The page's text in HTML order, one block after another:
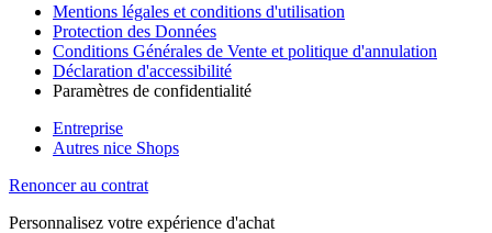
Mentions légales et conditions d'utilisation
Protection des Données
Conditions Générales de Vente et politique d'annulation
Déclaration d'accessibilité
Paramètres de confidentialité
Entreprise
Autres nice Shops
Renoncer au contrat
Personnalisez votre expérience d'achat